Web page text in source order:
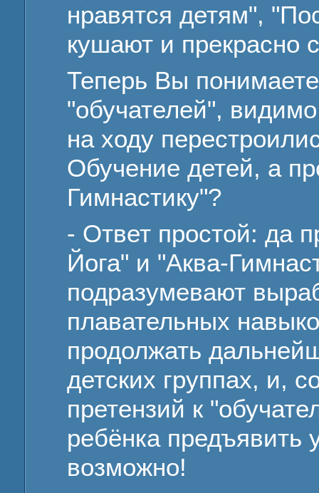
нравятся детям",
кушают и прекрасно
Теперь Вы
"обучателей",
на ходу
Обучение детей, а
Гимнастику"?
- Ответ простой: да
Йога" и "Аква-
подразумевают
плавательных
продолжать
детских группах, и,
претензий к
ребёнка предъявить
возможно!